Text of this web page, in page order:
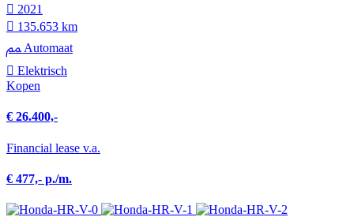
2021
135.653 km
Automaat
Elektrisch
Kopen
€ 26.400,-
Financial lease v.a.
€ 477,- p./m.